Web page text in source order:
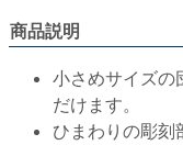
商品説明
小さめサイズの
だけます。
ひまわりの彫刻